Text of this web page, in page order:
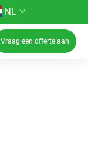
NL
Vraag een offerte aan